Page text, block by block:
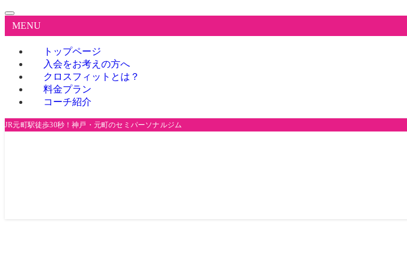
MENU
トップページ
入会をお考えの方へ
クロスフィットとは？
料金プラン
コーチ紹介
JR元町駅徒歩30秒！神戸・元町のセミパーソナルジム